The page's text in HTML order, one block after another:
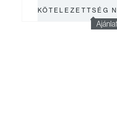
KÖTELEZETTSÉG